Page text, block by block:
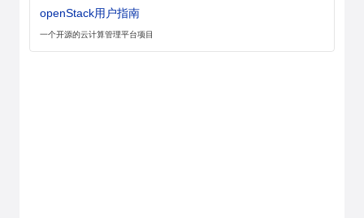
openStack用户指南
一个开源的云计算管理平台项目